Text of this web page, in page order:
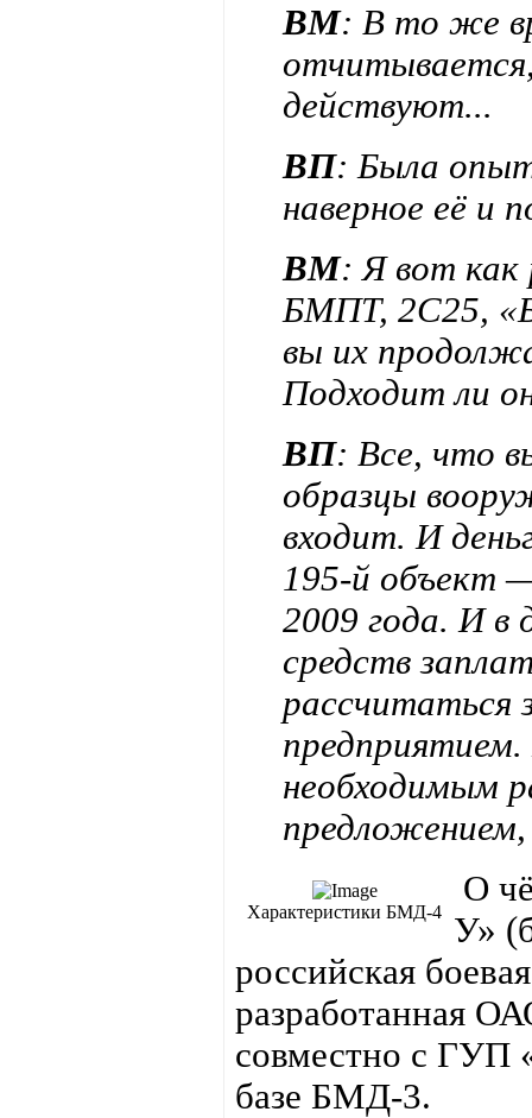
ВМ: В то же
действуют...
ВП: Была
наверное её и
ВМ: Я вот
БМПТ, 2С25,
вы их
Подходит ли
ВП: Все, что
образцы
входит. И
195-й объект
2009 года. И в
средств
рассчитаться
необходимым
Характеристики БМД-4
О
У»
российская
разработанная
совместно с ГУП
базе БМД-3.